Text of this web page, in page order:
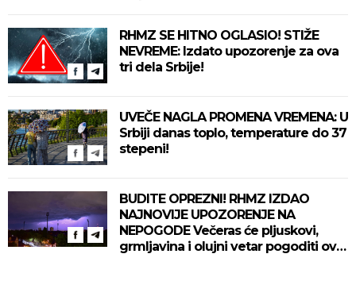
RHMZ SE HITNO OGLASIO! STIŽE
NEVREME: Izdato upozorenje za ova
tri dela Srbije!
UVEČE NAGLA PROMENA VREMENA: U
Srbiji danas toplo, temperature do 37
stepeni!
BUDITE OPREZNI! RHMZ IZDAO
NAJNOVIJE UPOZORENJE NA
NEPOGODE Večeras će pljuskovi,
grmljavina i olujni vetar pogoditi ove